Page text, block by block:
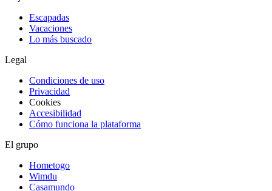
Escapadas
Vacaciones
Lo más buscado
Legal
Condiciones de uso
Privacidad
Cookies
Accesibilidad
Cómo funciona la plataforma
El grupo
Hometogo
Wimdu
Casamundo